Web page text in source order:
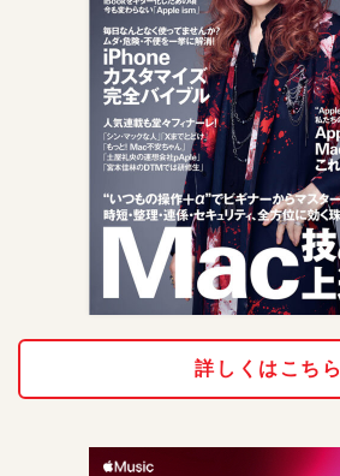
詳しくはこちら